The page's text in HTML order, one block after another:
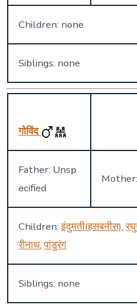
Children: none
Siblings: none
गोविंद
Father: Unsp
ecified
Children:इंदुमती(हसबनीस),
रीनाथ,पांडुरंग
Siblings: none